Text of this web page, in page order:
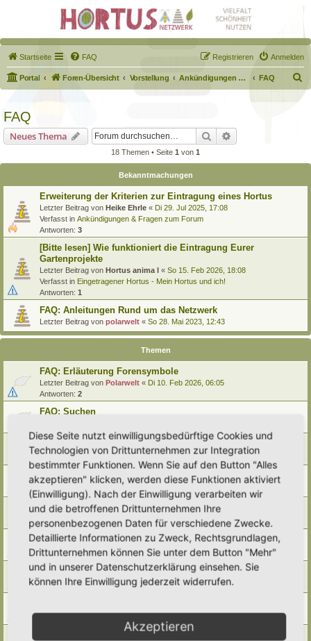
Startseite FAQ Anmelden
Registrieren
Portal Foren-Übersicht Vorstellung Ankündigungen & Fragen zum Forum FAQ
u
FAQ
Neues Thema Suche
18 Themen • Seite 1 von 1
Bekanntmachungen
Erweiterung der Kriterien zur Eintragung eines Hortus
Letzter Beitrag von Heike Ehrle « Di 29. Jul 2025, 17:08
Verfasst in Ankündigungen & Fragen zum Forum
Antworten: 3
[Bitte lesen] Wie funktioniert die Eintragung Eurer
Gartenprojekte
Letzter Beitrag von Hortus anima l « So 15. Feb 2026, 18:08
Verfasst in Eingetragener Hortus - Mein Hortus und ich!
Antworten: 1
FAQ: Anleitungen Rund um das Netzwerk
Letzter Beitrag von polarwelt « So 28. Mai 2023, 12:43
Themen
FAQ: Erläuterung Forensymbole
Letzter Beitrag von Polarwelt « Di 10. Feb 2026, 06:05
Antworten: 2
FAQ: Suchen
FAQ: Entwürfe wiederfinden
Letzter Beitrag von Polarwelt «So 25. Feb 2024, 17:57
FAQ: Direkt zu einem Beitrag springen
Letzter Beitrag von Polarwelt
FAQ: Zum letzten Beitrag springen
Letzter Beitrag von Polarwelt« Mi 21. Jun 2023, 12:36
FAQ: Urheberrecht
Letzter Beitrag vonPolarwelt«Mo 5. Jun 2023, 10:38
FAQ: Karte nach Regionen / Anzeige filtern
Letzter Beitrag vonpolarwelt «Do 1. Jun 2023, 11:05
Letzter Beitrag vonpolarwelt«Do 1. Jun 2023, 10:16
FAQ: Wie kann ich meinen alten Hortus umziehen
Diese Seite nutzt einwilligungsbedürftige Cookies und
Technologien von Drittunternehmen zur Integration
bestimmter Funktionen. Wenn Sie auf den Button "Alles
akzeptieren" klicken, werden diese Funktionen aktiviert
(Einwilligung). Nach der Einwilligung verarbeiten wir
und die betroffenen Drittunternehmen Ihre
personenbezogenen Daten für verschiedene Zwecke.
Detaillierte Informationen zu Zweck, Rechtsgrundlagen,
Drittunternehmen können Sie unter dem Button "Mehr"
und in unserer Datenschutzerklärung einsehen. Sie
können Ihre Einwilligung jederzeit widerrufen.
Akzeptieren